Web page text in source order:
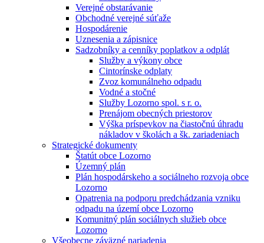
Verejné obstarávanie
Obchodné verejné súťaže
Hospodárenie
Uznesenia a zápisnice
Sadzobníky a cenníky poplatkov a odplát
Služby a výkony obce
Cintorínske odplaty
Zvoz komunálneho odpadu
Vodné a stočné
Služby Lozorno spol. s r. o.
Prenájom obecných priestorov
Výška príspevkov na čiastočnú úhradu
nákladov v školách a šk. zariadeniach
Strategické dokumenty
Štatút obce Lozorno
Územný plán
Plán hospodárskeho a sociálneho rozvoja obce
Lozorno
Opatrenia na podporu predchádzania vzniku
odpadu na území obce Lozorno
Komunitný plán sociálnych služieb obce
Lozorno
Všeobecne záväzné nariadenia